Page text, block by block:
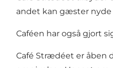
andet kan gæster nyde
Caféen har også gjort
Café Strædéet er åben